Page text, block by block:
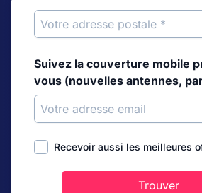
Suivez la couverture mobile
vous (nouvelles antennes,
Recevoir aussi les meilleures
Trouver